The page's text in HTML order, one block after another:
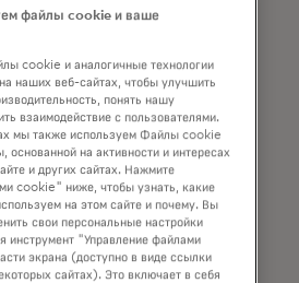
participant
файлы cookie и ваше
cookie и аналогичные технологии
наших веб-сайтах, чтобы улучшить
понять нашу
взаимодействие с пользователями.
мы также используем Файлы cookie
основанной на активности и интересах
и других сайтах. Нажмите
cookie" ниже, чтобы узнать, какие
на этом сайте и почему. Вы
свои персональные настройки
инструмент "Управление файлами
экрана (доступно в виде ссылки
сайтах). Это включает в себя